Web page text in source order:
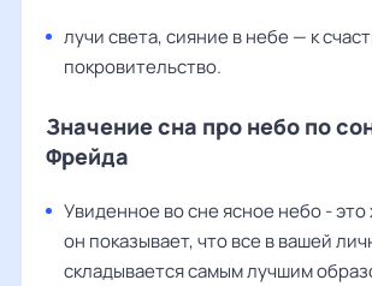
лучи света, сияние в небе — к
покровительство.
Значение сна про небо по
Фрейда
Увиденное во сне ясное небо -
он показывает, что все в вашей
складывается самым лучшим